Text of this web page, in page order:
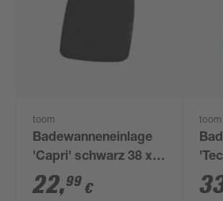
toom
Badewanneneinlage
'Capri' schwarz 38 x
72 cm
22,99 €
toom
x